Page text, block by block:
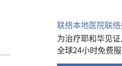
联络本地医院联
为治疗耶和华见
全球24小时免费服